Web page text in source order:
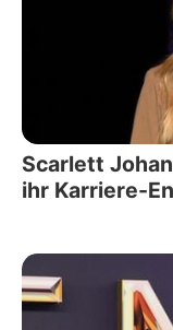
Scarlett
ihr Karriere-